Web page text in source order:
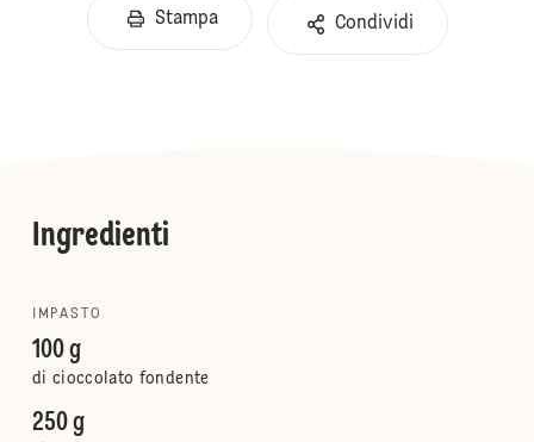
Stampa Condividi
Ingredienti
IMPASTO
100 g
di cioccolato fondente
250 g